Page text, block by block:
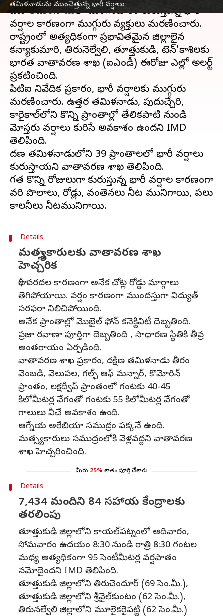
తమిళనాడును ముంచెత్తున్న భారీ వర్షాలు
దక్షిణతమిళనాడులో మంగళవారం కురుస్తున్న భారీ
వర్షాల కారణంగా ముగ్గురు వ్యక్తులు మరణించారు.
రాష్ట్రంలో అత్యధికంగా ప్రభావితమైన జిల్లాలైన
కన్యాకుమారి, తిరునెల్వేలి, తూత్తుకుడి, టెన్'కాశిలకు
భారత వాతావరణ శాఖ (ఐఎండీ) ఈరోజు ఎల్లో అలర్ట్
ప్రకటించింది.
పిటిఐ నివేదిక ప్రకారం, భారీ వర్షాలకు ముగ్గురు
మరణించారు. ఉత్తర తమిళనాడు, పుదుచ్చేరి,
కారైకాల్‌లోని కొన్ని ప్రాంతాల్లో తేలికపాటి నుండి
మోస్తరు వర్షాలు కురిసే అవకాశం ఉందని IMD
తెలిపింది.
దక్షిణ తమిళనాడులోని 39 ప్రాంతాలలో భారీ వర్షాలు
కురుస్తాయని వాతావరణ శాఖ తెలిపింది.
గత కొన్ని రోజులుగా కురుస్తున్న భారీ వర్షాల కారణంగా
వరి పొలాలు, రోడ్లు, వంతెనలు నీట మునిగాయి, పలు
Details
మత్స్యకారులకు వాతావరణ శాఖ
హెచ్చరిక
భారీ వరదల కారణంగా అనేక చోట్ల రోడ్డు మార్గాలు
తెగిపోయాయి. వర్షం కారణంగా ముందస్తుగా విద్యుత్‌
సరఫరా నిలిచిపోయింది.
అనేక ప్రాంతాల్లో మొబైల్ ఫోన్ కనెక్టివిటీ దెబ్బతింది.
ప్రజా రవాణా పూర్తిగా దెబ్బతింది , సాధారణ స్థితికి తీవ్ర
అంతరాయం ఏర్పడింది.
వాతావరణ శాఖ ప్రకారం, దక్షిణ తమిళనాడు తీరం
వెంబడి, వెలుపల, గల్ఫ్ ఆఫ్ మన్నార్, కొమోరిన్
ప్రాంతం, లక్షద్వీప్ ప్రాంతంలో గంటకు 40-45
కిలోమీటర్ల వేగంతో గంటకు 55 కిలోమీటర్ల వేగంతో
గాలులు వీచే అవకాశం ఉంది.
ఆగ్నేయ అరేబియా సముద్రం పక్కనే ఉంది.
మత్స్యకారులు సముద్రంలోకి వెళ్లవద్దని వాతావరణ
శాఖ హెచ్చరించింది.
మీరు 25% శాతం పూర్తి చేశారు
Details
7,434 మందిని 84 సహాయ కేంద్రాలకు
తరలింపు
తూత్తుకుడి జిల్లాలోని కాయల్‌పట్నంలో ఆదివారం,
సోమవారం ఉదయం 8:30 నుండి రాత్రి 8:30 గంటల
మధ్య అత్యధికంగా 95 సెంటీమీటర్ల వర్షపాతం
నమోదైందని IMD తెలిపింది.
తూత్తుకుడి జిల్లాలోని తిరుచెందూర్ (69 సెం.మీ.),
తూత్తుకుడి జిల్లాలోని శ్రీవైల్‌కుంటం (62 సెం.మీ.),
తిరునల్వేలి జిల్లాలోని మూలైకరైపట్టి (62 సెం.మీ.)